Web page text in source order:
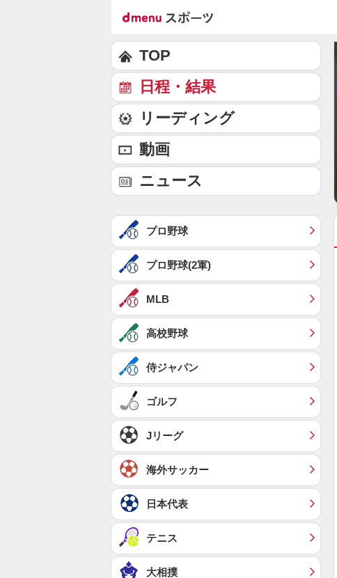
TOP
日程・結果
リーディング
動画
ニュース
プロ野球
プロ野球(2軍)
MLB
高校野球
侍ジャパン
ゴルフ
Jリーグ
海外サッカー
日本代表
テニス
大相撲